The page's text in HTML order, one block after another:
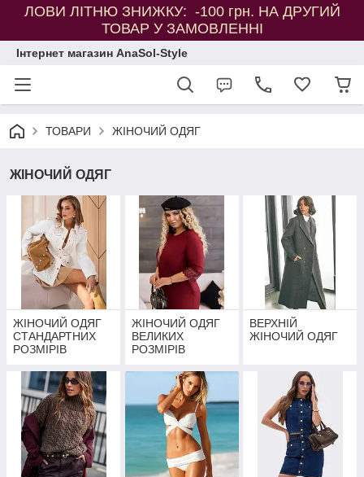
ЛОВИ ЛІТНЮ ЗНИЖКУ: -100 грн. НА ДРУГИЙ
ТОВАР У ЗАМОВЛЕННІ
Інтернет магазин AnaSol-Style
ТОВАРИ ЖІНОЧИЙ ОДЯГ
ЖІНОЧИЙ ОДЯГ
ЖІНОЧИЙ ОДЯГ
СТАНДАРТНИХ
РОЗМІРІВ
ЖІНОЧИЙ ОДЯГ
ВЕЛИКИХ
РОЗМІРІВ
ВЕРХНІЙ
ЖІНОЧИЙ ОДЯГ